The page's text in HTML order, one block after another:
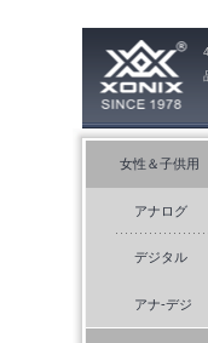
女性＆子供用
アナログ
デジタル
アナ-デジ